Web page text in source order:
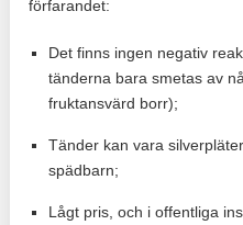
förfarandet:
Det finns ingen negativ
tänderna bara smetas av
fruktansvärd borr);
Tänder kan vara
spädbarn;
Lågt pris, och i offentliga